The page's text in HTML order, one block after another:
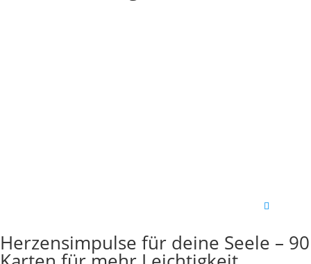
Herzensimpulse für deine Seele – 90